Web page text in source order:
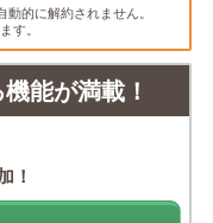
的に解約されません。
す。
能が満載！
！